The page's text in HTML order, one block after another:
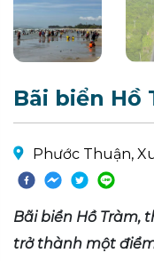
Bãi biển Hồ
Phước Thuận,
Bãi biển Hồ Tràm,
trở thành một